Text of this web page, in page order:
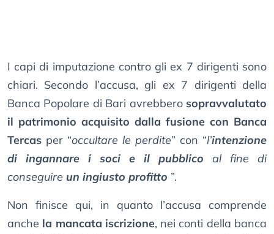
I capi di imputazione contro gli ex 7 dirigenti sono
chiari. Secondo l’accusa, gli ex 7 dirigenti della
Banca Popolare di Bari avrebbero sopravvalutato
il patrimonio acquisito dalla fusione con Banca
Tercas per “occultare le perdite” con “l’intenzione
di ingannare i soci e il pubblico al fine di
conseguire un ingiusto profitto ”.
Non finisce qui, in quanto l’accusa comprende
anche la mancata iscrizione, nei conti della banca